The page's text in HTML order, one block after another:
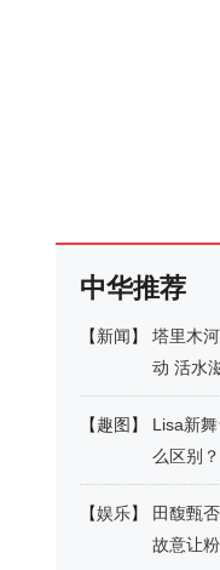
中华推荐
【新闻】
塔里木
动 活水
【趣图 】
Lisa新
么区别？
【娱乐】
田馥甄
故意让